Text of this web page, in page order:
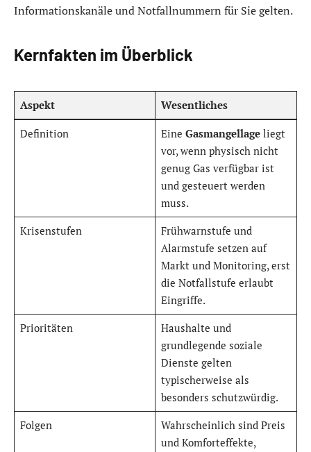
Informationskanäle und Notfallnummern für Sie gelten.
Kernfakten im Überblick
Aspekt Wesentliches
Definition Eine Gasmangellageliegt
vor, wenn physisch nicht
genug Gas verfügbar ist
und gesteuert werden
muss.
Krisenstufen
Frühwarnstufe und
Alarmstufe setzen auf
Markt und Monitoring, erst
die Notfallstufe erlaubt
Eingriffe.
Prioritäten
Haushalte und
grundlegende soziale
Dienste gelten
typischerweise als
besonders schutzwürdig.
Folgen
Wahrscheinlich sind Preis
und Komforteffekte,